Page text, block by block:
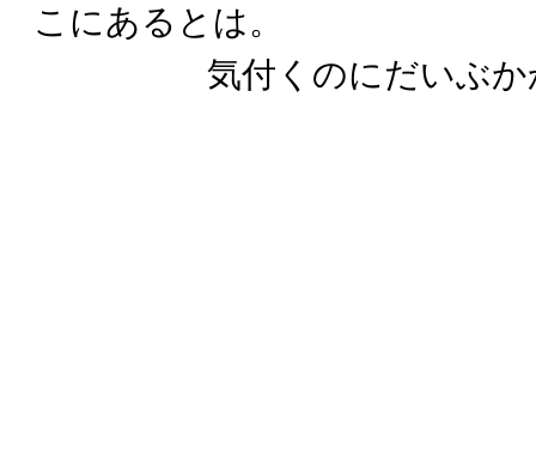
こにあるとは。
気付くのにだいぶかか